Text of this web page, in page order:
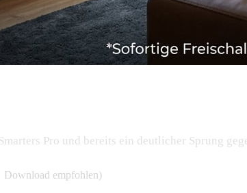
Pro und bereits ein deutlicher Sprung
Download empfohlen)